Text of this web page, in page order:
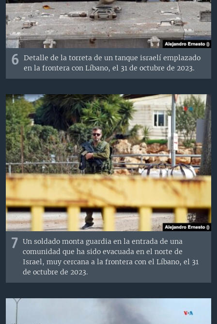
6
Detalle de la torreta de un tanque israelí emplazado
en la frontera con Líbano, el 31 de octubre de 2023.
7 Un soldado monta guardia en la entrada de una
comunidad que ha sido evacuada en el norte de
Israel, muy cercana a la frontera con el Líbano, el 31
de octubre de 2023.